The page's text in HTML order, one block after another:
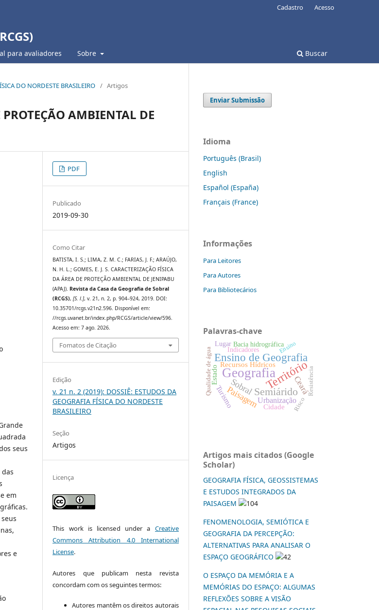
para avaliadores Sobre Buscar
Cadastro Acesso
DO NORDESTE BRASILEIRO / Artigos
AMBIENTAL DE
seus
em
e
PDF
Publicado
2019-09-30
Como Citar
BATISTA, I. S.; LIMA, Z. M. C.; FARIAS, J. F.; ARAÚJO,
N. H. L.; GOMES, E. J. S. CARACTERIZAÇÃO FÍSICA
DA ÁREA DE PROTEÇÃO AMBIENTAL DE JENIPABU
(APAJ). Revista da Casa da Geografia de Sobral
(RCGS),[S. l.], v. 21, n. 2, p. 904–924, 2019. DOI:
10.35701/rcgs.v21n2.596. Disponível em:
//rcgs.uvanet.br/index.php/RCGS/article/view/596.
Acesso em: 7 ago. 2026.
Fomatos de Citação
Edição
v. 21 n. 2 (2019): DOSSIÊ: ESTUDOS DA
GEOGRAFIA FÍSICA DO NORDESTE
BRASILEIRO
Seção
Artigos
Licença
This work is licensed under a Creative
Commons Attribution 4.0 International
License.
Autores que publicam nesta revista
concordam com os seguintes termos:
Autores mantêm os direitos autorais
Enviar Submissão
Idioma
Português (Brasil)
English
Español (España)
Français (France)
Informações
Para Leitores
Para Autores
Para Bibliotecários
Palavras-chave
GeografiaTerritório
Ensino de Geografia
Semiárido
Sobral
Paisagem Ceará
Urbanização
Recursos Hídricos
Turismo Cidade
Estado
Indicadores
Bacia hidrográfica
Lugar
Qualidade de água Resistência
Risco
Ensino
Artigos mais citados (Google
Scholar)
GEOGRAFIA FÍSICA, GEOSSISTEMAS
E ESTUDOS INTEGRADOS DA
PAISAGEM
104
FENOMENOLOGIA, SEMIÓTICA E
GEOGRAFIA DA PERCEPÇÃO:
ALTERNATIVAS PARA ANALISAR O
ESPAÇO GEOGRÁFICO
42
O ESPAÇO DA MEMÓRIA E A
MEMÓRIAS DO ESPAÇO: ALGUMAS
REFLEXÕES SOBRE A VISÃO